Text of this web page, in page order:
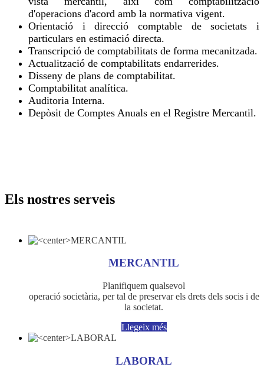
d'operacions d'acord amb la normativa vigent.
Orientació i direcció comptable de societats i
particulars en estimació directa.
Transcripció de comptabilitats de forma mecanitzada.
Actualització de comptabilitats endarrerides.
Disseny de plans de comptabilitat.
Comptabilitat analítica.
Auditoria Interna.
Depòsit de Comptes Anuals en el Registre Mercantil.
Els nostres serveis
MERCANTIL
Planifiquem qualsevol
operació societària, per tal de preservar els drets dels socis i de
la societat.
Llegeix més
LABORAL